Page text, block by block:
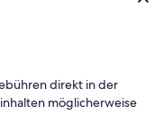
direkt in der
möglicherweise